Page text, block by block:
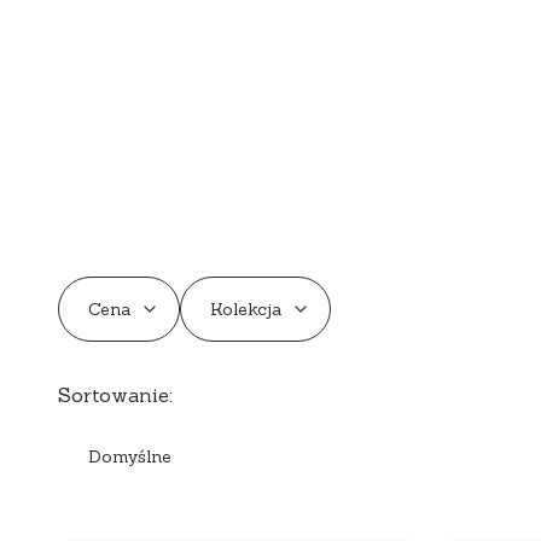
Cena Kolekcja
Lista produktów
Sortowanie:
Domyślne